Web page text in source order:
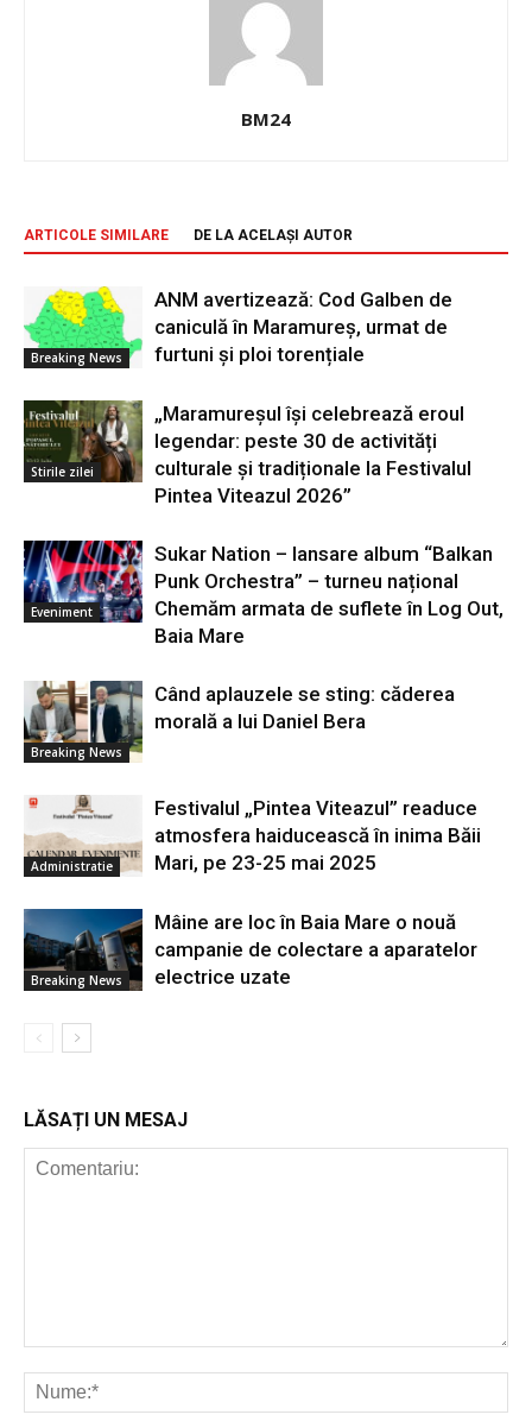
BM24
ARTICOLE SIMILARE DE LA ACELAȘI AUTOR
Breaking News
ANM avertizează: Cod Galben de
caniculă în Maramureș, urmat de
furtuni și ploi torențiale
Stirile zilei
„Maramureșul își celebrează eroul
legendar: peste 30 de activități
culturale și tradiționale la Festivalul
Pintea Viteazul 2026”
Eveniment
Sukar Nation – lansare album “Balkan
Punk Orchestra” – turneu național
Chemăm armata de suflete în Log Out,
Baia Mare
Breaking News
Când aplauzele se sting: căderea
morală a lui Daniel Bera
Administratie
Festivalul „Pintea Viteazul” readuce
atmosfera haiducească în inima Băii
Mari, pe 23-25 mai 2025
Breaking News
Mâine are loc în Baia Mare o nouă
campanie de colectare a aparatelor
electrice uzate
LĂSAȚI UN MESAJ